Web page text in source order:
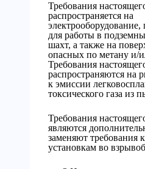
Требования
распространяется на
электрооборудование,
для работы в
шахт, а также на
опасных по метану и/
Требования
распространяются на
к эмиссии
токсического газа из
Требования
являются
заменяют требования
установкам во